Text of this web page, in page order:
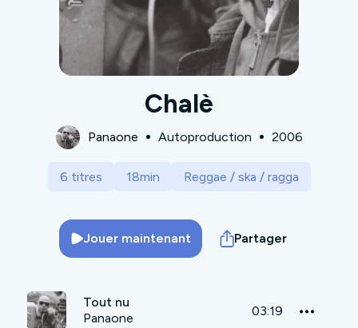
Chalè
Panaone Autoproduction 2006
6 titres 18min Reggae / ska / ragga
Jouer maintenant Partager
Tout nu
Panaone
03:19